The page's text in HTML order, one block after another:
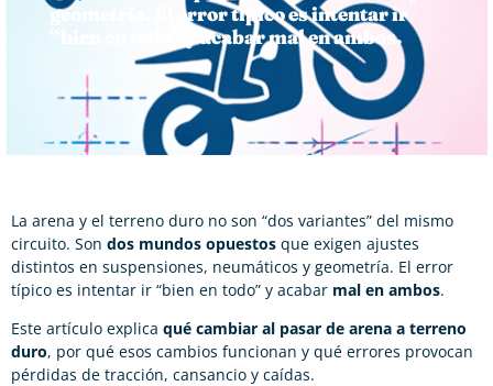
geometría. El error típico es intentar ir
“bien en todo” y acabar mal en ambos.
La arena y el terreno duro no son “dos variantes” del mismo
circuito. Son dos mundos opuestos que exigen ajustes
distintos en suspensiones, neumáticos y geometría. El error
típico es intentar ir “bien en todo” y acabar mal en ambos.
Este artículo explica qué cambiar al pasar de arena a terreno
duro, por qué esos cambios funcionan y qué errores provocan
pérdidas de tracción, cansancio y caídas.